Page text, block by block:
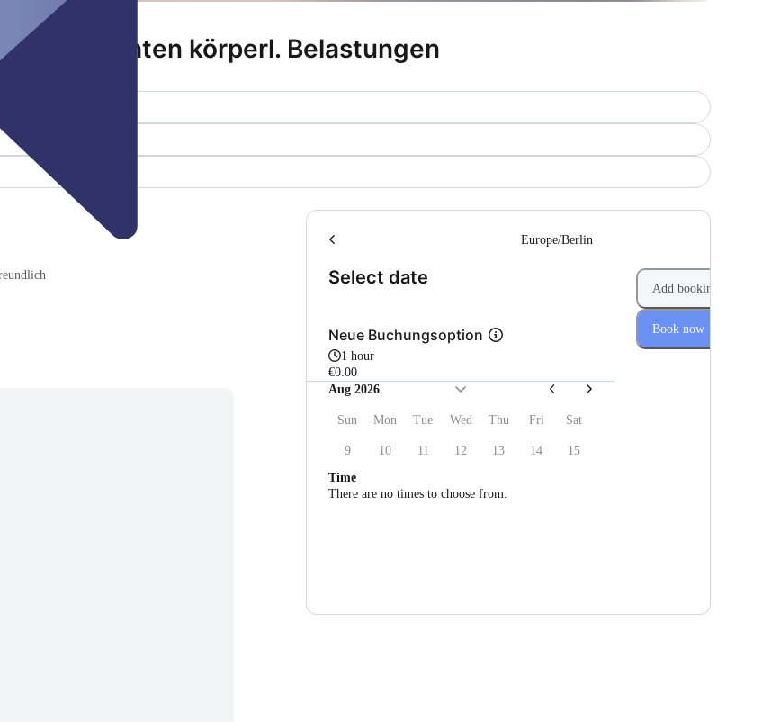
mit erhöhten körperl. Belastungen
Select date
Europe/Berlin
Neue Buchungsoption
1 hour
€0.00
Aug 2026
Sun Mon Tue Wed Thu Fri Sat
9 10 11 12 13 14
15
Time
There are no times to choose from.
Add booking
Book now